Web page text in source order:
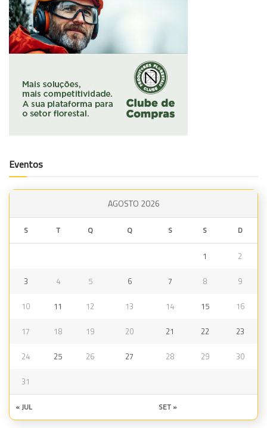
Eventos
AGOSTO 2026
S T Q Q S S D
1 2
3 4 5 6 7 8 9
10 11 12 13 14 15 16
17 18 19 20 21 22 23
24 25 26 27 28 29 30
31
« JUL SET »